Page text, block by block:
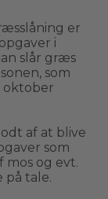
er
i
slår græs
som
oktober
af at blive
som
og evt.
på tale.